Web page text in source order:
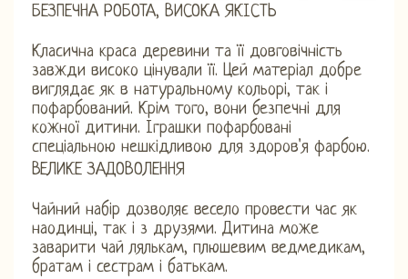
БЕЗПЕЧНА РОБОТА, ВИСОКА ЯКІСТЬ
Класична краса деревини та її довговічність
завжди високо цінували її. Цей матеріал добре
виглядає як в натуральному кольорі, так і
пофарбований. Крім того, вони безпечні для
кожної дитини. Іграшки пофарбовані
спеціальною нешкідливою для здоров'я фарбою.
ВЕЛИКЕ ЗАДОВОЛЕННЯ
Чайний набір дозволяє весело провести час як
наодинці, так і з друзями. Дитина може
заварити чай лялькам, плюшевим ведмедикам,
братам і сестрам і батькам.